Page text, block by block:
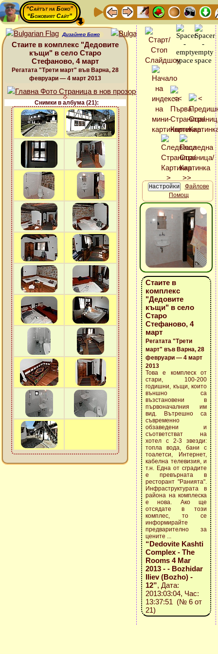
“Сайтът на Божо”
“Божовият Сайт”
Дизайнер Божо
Стаите в комплекс "Дедовите
къщи" в село Старо
Стефаново, 4 март
Регатата "Трети март" във Варна, 28
февруари — 4 март 2013
Снимки в албума (21):
Файлове
Помощ
Стаите в
комплекс
"Дедовите
къщи" в село
Старо
Стефаново, 4
март
Регатата "Трети
март" във Варна, 28
февруари — 4 март
2013
Това е комплеск от
стари, 100-200
годишни, къщи, които
външно са
възстановени в
първоначалния им
вид. Вътрешно са
съвременно
обзаведени и
съответстват на
хотел с 2-3 звезди:
топла вода, бани с
тоалетси, Интернет,
кабелна телевизия, и
т.н. Една от сградите
е превърната в
ресторант "Ранията".
Инфраструктурата в
района на комплеска
е нова. Ако ще
отсядате в този
комплес, то се
информирайте
предварително за
цените ...
“Dedovite Kashti
Complex - The
Rooms 4 Mar
2013 - - Bozhidar
Iliev (Bozho) -
12”, Дата:
2013:03:04, Час:
13:37:51 (№ 6 от
21)